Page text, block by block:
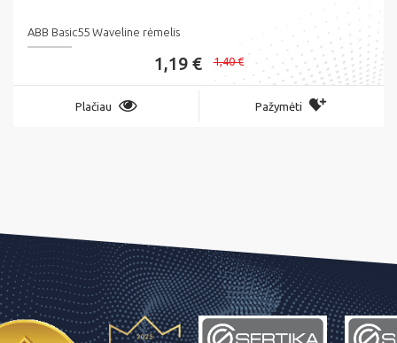
ABB Basic55 Waveline rėmelis
1,19 € 1,40 €
Plačiau Pažymėti